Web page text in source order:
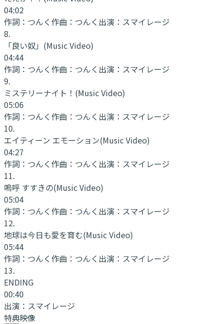
04:02
作詞： つんく作曲： つんく 出演： スマイレージ
8.
「良い奴」 (Music Video)
04:44
作詞： つんく作曲： つんく 出演： スマイレージ
9.
ミステリーナイト！ (Music Video)
05:06
作詞： つんく作曲： つんく 出演： スマイレージ
10.
エイティーン エモーション(Music Video)
04:27
作詞： つんく作曲： つんく 出演： スマイレージ
11.
嗚呼 すすきの(Music Video)
05:04
作詞： つんく作曲： つんく 出演： スマイレージ
12.
地球は今日も愛を育む(Music Video)
05:44
作詞： つんく作曲： つんく 出演： スマイレージ
13.
ENDING
00:40
出演： スマイレージ
特典映像